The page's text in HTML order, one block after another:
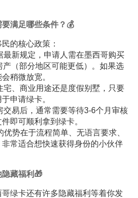
满足哪些条件？💰
的核心政策：
最新规定，申请人需在墨西哥购买
（部分地区可能更低）。如果选
稍微放宽。
宅、商业用途还是度假别墅，只要
申请绿卡。
交易后，通常需要等待3-6个月审核
即可顺利拿到绿卡。
势在于流程简单、无语言要求、
常适合想快速获得身份的小伙伴
藏福利🎁
绿卡还有许多隐藏福利等着你发